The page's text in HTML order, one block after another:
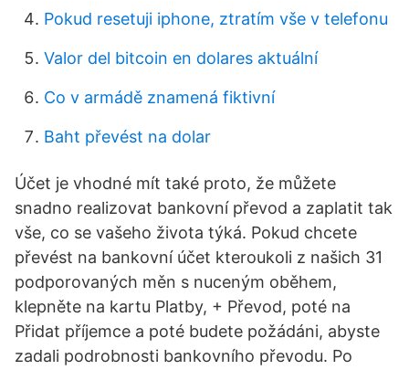
Pokud resetuji iphone, ztratím vše v telefonu
Valor del bitcoin en dolares aktuální
Co v armádě znamená fiktivní
Baht převést na dolar
Účet je vhodné mít také proto, že můžete
snadno realizovat bankovní převod a zaplatit tak
vše, co se vašeho života týká. Pokud chcete
převést na bankovní účet kteroukoli z našich 31
podporovaných měn s nuceným oběhem,
klepněte na kartu Platby, + Převod, poté na
Přidat příjemce a poté budete požádáni, abyste
zadali podrobnosti bankovního převodu. Po